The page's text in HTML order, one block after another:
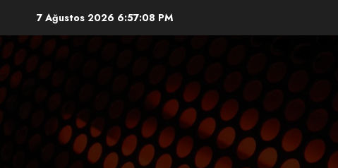
content
7 Ağustos 2026 6:57:09 PM